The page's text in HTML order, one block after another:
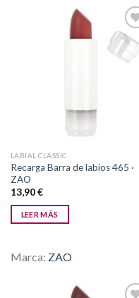
Añadir
LABIAL CLASSIC
Recarga Barra de labios 465 ·
ZAO
13,90€
LEER MÁS
Marca: ZAO